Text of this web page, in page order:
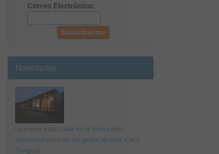
Correo Electrónico:
Novedades
La madera utilizada de la forma más
elemental para un acogedor diseño. Casa
Chagual.